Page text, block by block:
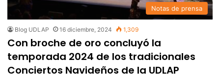
Notas de prensa
Blog UDLAP 16 diciembre, 2024 1,309
Con broche de oro concluyó la
temporada 2024 de los tradicionales
Conciertos Navideños de la UDLAP